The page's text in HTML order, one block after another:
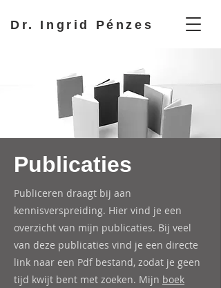
Dr. Ingrid Pénzes
Publicaties
Publiceren draagt bij aan
kennisverspreiding. Hier vind je een
overzicht van mijn publicaties. Bij veel
van deze publicaties vind je een directe
link naar een Pdf bestand, zodat je geen
tijd kwijt bent met zoeken. Mijn boek